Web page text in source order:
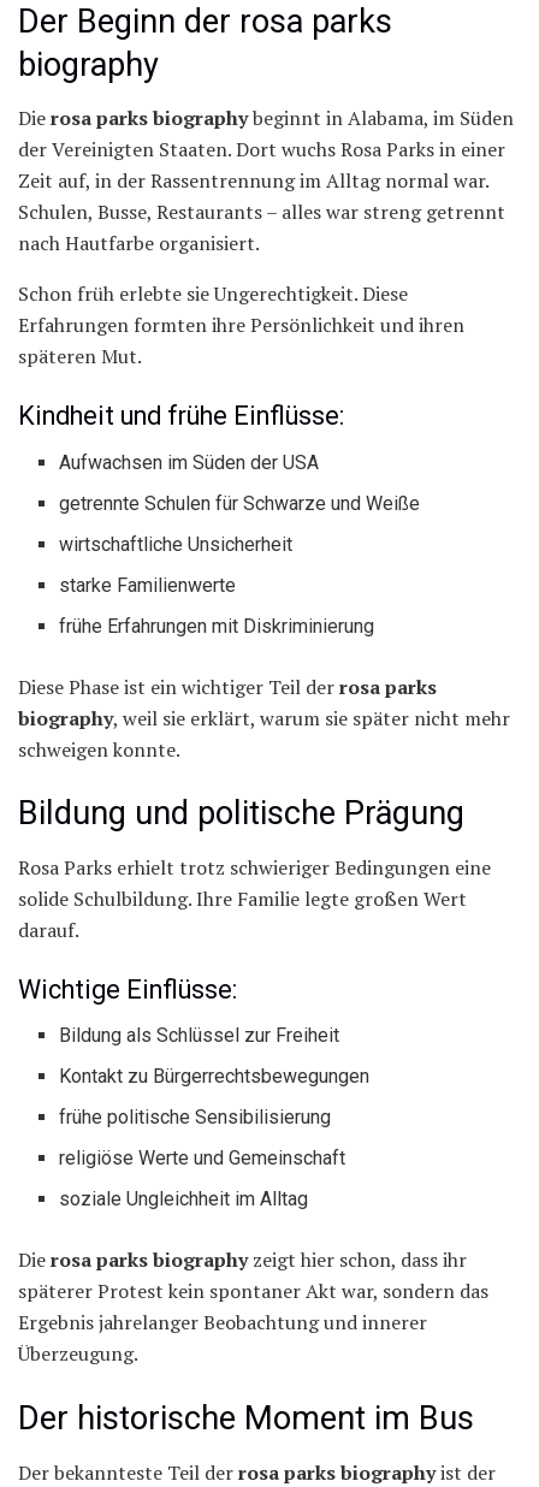
Der Beginn der rosa parks
biography
Dierosa parks biographybeginnt in Alabama, im Süden
der Vereinigten Staaten. Dort wuchs Rosa Parks in einer
Zeit auf, in der Rassentrennung im Alltag normal war.
Schulen, Busse, Restaurants – alles war streng getrennt
nach Hautfarbe organisiert.
Schon früh erlebte sie Ungerechtigkeit. Diese
Erfahrungen formten ihre Persönlichkeit und ihren
späteren Mut.
Kindheit und frühe Einflüsse:
Aufwachsen im Süden der USA
getrennte Schulen für Schwarze und Weiße
wirtschaftliche Unsicherheit
starke Familienwerte
frühe Erfahrungen mit Diskriminierung
Diese Phase ist ein wichtiger Teil derrosa parks
biography, weil sie erklärt, warum sie später nicht mehr
schweigen konnte.
Bildung und politische Prägung
Rosa Parks erhielt trotz schwieriger Bedingungen eine
solide Schulbildung. Ihre Familie legte großen Wert
darauf.
Wichtige Einflüsse:
Bildung als Schlüssel zur Freiheit
Kontakt zu Bürgerrechtsbewegungen
frühe politische Sensibilisierung
religiöse Werte und Gemeinschaft
soziale Ungleichheit im Alltag
Dierosa parks biographyzeigt hier schon, dass ihr
späterer Protest kein spontaner Akt war, sondern das
Ergebnis jahrelanger Beobachtung und innerer
Überzeugung.
Der historische Moment im Bus
Der bekannteste Teil derrosa parks biographyist der